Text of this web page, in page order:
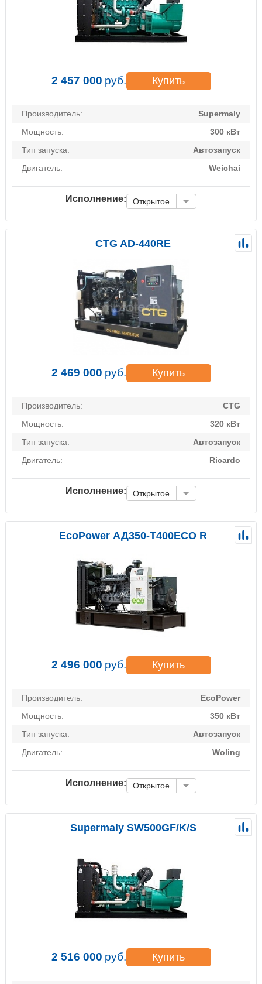
2 457 000 руб. Купить
Производитель:
Supermaly
Мощность:
300 кВт
Тип запуска:
Автозапуск
Двигатель:
Weichai
Исполнение: Открытое
CTG AD-440RE
2 469 000 руб. Купить
Производитель:
CTG
Мощность:
320 кВт
Тип запуска:
Автозапуск
Двигатель:
Ricardo
Исполнение: Открытое
EcoPower АД350-T400ECO R
2 496 000 руб. Купить
Производитель:
EcoPower
Мощность:
350 кВт
Тип запуска:
Автозапуск
Двигатель:
Woling
Исполнение: Открытое
Supermaly SW500GF/K/S
2 516 000 руб. Купить